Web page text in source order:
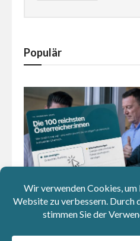
Populär
Wer hat’s geerbt? Klick dich
Österreicher